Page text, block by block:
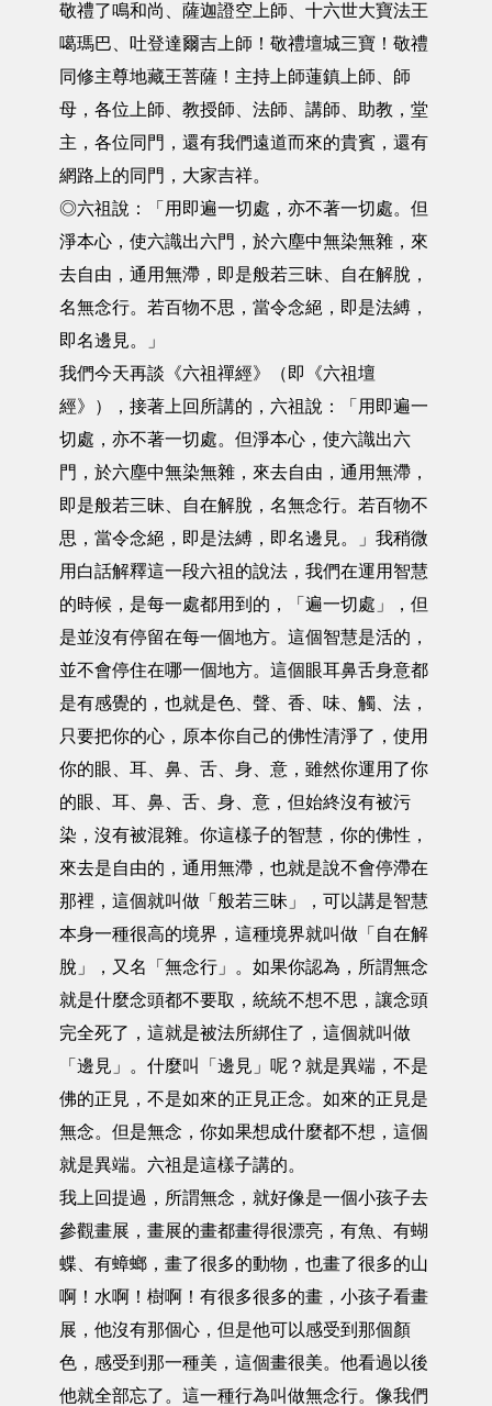
敬禮了鳴和尚、薩迦證空上師、十六世大寶法王
噶瑪巴、吐登達爾吉上師！敬禮壇城三寶！敬禮
同修主尊地藏王菩薩！主持上師蓮鎮上師、師
母，各位上師、教授師、法師、講師、助教，堂
主，各位同門，還有我們遠道而來的貴賓，還有
網路上的同門，大家吉祥。
◎六祖說：「用即遍一切處，亦不著一切處。但
淨本心，使六識出六門，於六塵中無染無雜，來
去自由，通用無滯，即是般若三昧、自在解脫，
名無念行。若百物不思，當令念絕，即是法縛，
即名邊見。」
我們今天再談《六祖禪經》（即《六祖壇
經》），接著上回所講的，六祖說：「用即遍一
切處，亦不著一切處。但淨本心，使六識出六
門，於六塵中無染無雜，來去自由，通用無滯，
即是般若三昧、自在解脫，名無念行。若百物不
思，當令念絕，即是法縛，即名邊見。」我稍微
用白話解釋這一段六祖的說法，我們在運用智慧
的時候，是每一處都用到的，「遍一切處」，但
是並沒有停留在每一個地方。這個智慧是活的，
並不會停住在哪一個地方。這個眼耳鼻舌身意都
是有感覺的，也就是色、聲、香、味、觸、法，
只要把你的心，原本你自己的佛性清淨了，使用
你的眼、耳、鼻、舌、身、意，雖然你運用了你
的眼、耳、鼻、舌、身、意，但始終沒有被污
染，沒有被混雜。你這樣子的智慧，你的佛性，
來去是自由的，通用無滯，也就是說不會停滯在
那裡，這個就叫做「般若三昧」，可以講是智慧
本身一種很高的境界，這種境界就叫做「自在解
脫」，又名「無念行」。如果你認為，所謂無念
就是什麼念頭都不要取，統統不想不思，讓念頭
完全死了，這就是被法所綁住了，這個就叫做
「邊見」。什麼叫「邊見」呢？就是異端，不是
佛的正見，不是如來的正見正念。如來的正見是
無念。但是無念，你如果想成什麼都不想，這個
就是異端。六祖是這樣子講的。
我上回提過，所謂無念，就好像是一個小孩子去
參觀畫展，畫展的畫都畫得很漂亮，有魚、有蝴
蝶、有蟑螂，畫了很多的動物，也畫了很多的山
啊！水啊！樹啊！有很多很多的畫，小孩子看畫
展，他沒有那個心，但是他可以感受到那個顏
色，感受到那一種美，這個畫很美。他看過以後
他就全部忘了。這一種行為叫做無念行。像我們